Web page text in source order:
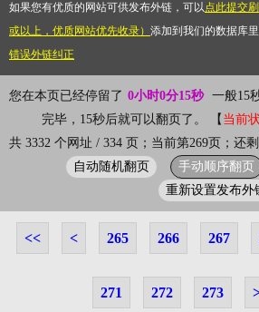
如果您有优质的网站可供发布外链，可以点此提交
或以上，优质网站优先收录） 添加到我们的数据库
错误外链纠正
您在本页已经停留了 0小时0分15秒 一般15
完毕，15秒后就可以翻页了。 【 当前
共 3332 个网址 / 334 页；当前第269页；还
自动随机翻页
手动顺序翻页
重新设置发布外
<< < 265 266 267
271 272 273